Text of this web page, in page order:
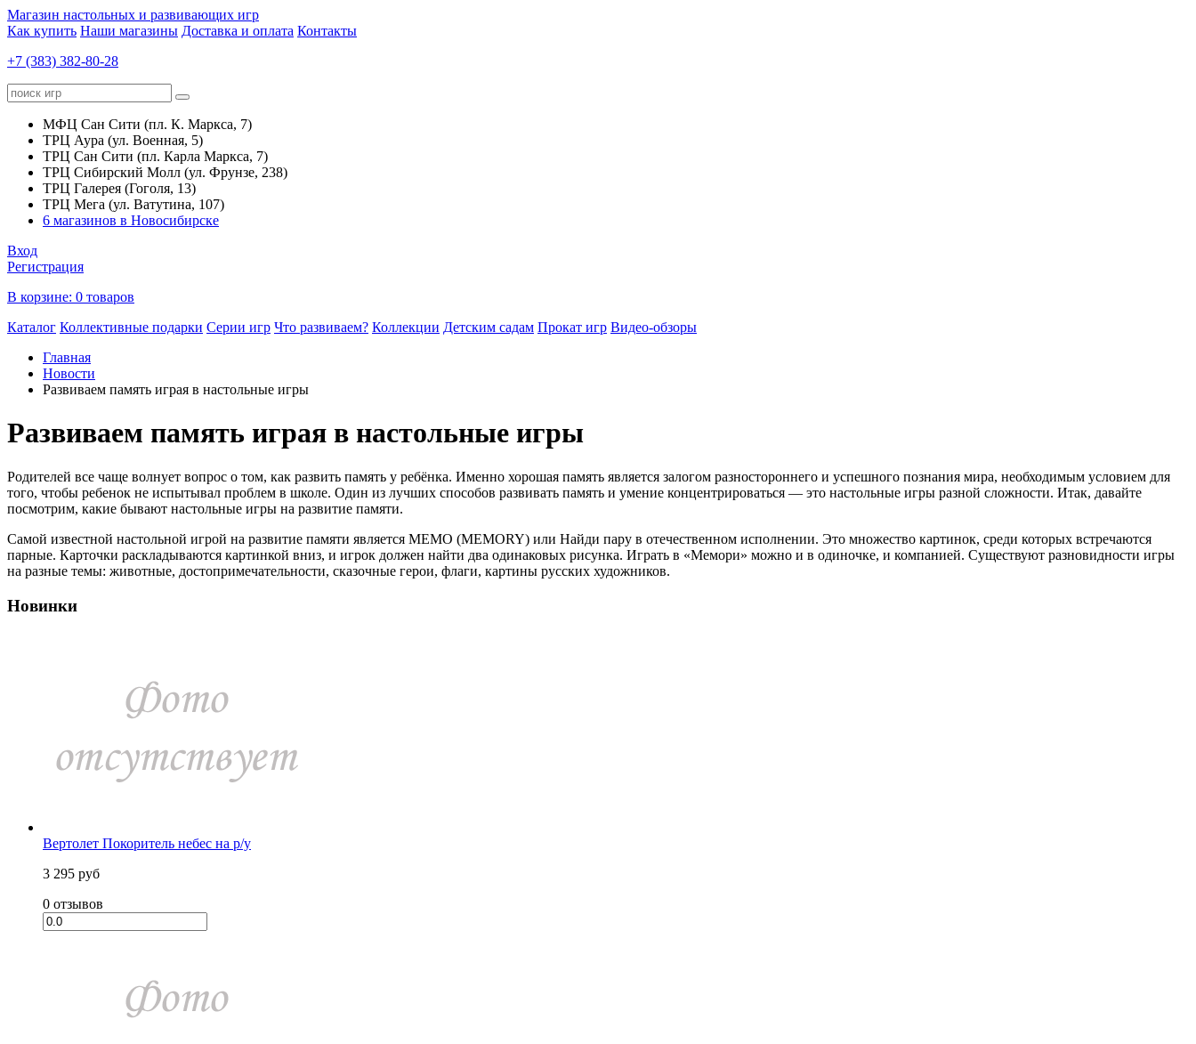
Магазин настольных и развивающих игр
Как купить Наши магазины Доставка и оплата Контакты
+7 (383) 382-80-28
МФЦ Сан Сити (пл. К. Маркса, 7)
ТРЦ Аура (ул. Военная, 5)
ТРЦ Сан Сити (пл. Карла Маркса, 7)
ТРЦ Сибирский Молл (ул. Фрунзе, 238)
ТРЦ Галерея (Гоголя, 13)
ТРЦ Мега (ул. Ватутина, 107)
6 магазинов в Новосибирске
Вход
Регистрация
В корзине: 0 товаров
Каталог Коллективные подарки Серии игр Что развиваем? Коллекции Детским садам Прокат игр Видео-обзоры
Главная
Новости
Развиваем память играя в настольные игры
Развиваем память играя в настольные игры
Родителей все чаще волнует вопрос о том, как развить память у ребёнка. Именно хорошая память является залогом разностороннего и успешного познания мира, необходимым условием для
того, чтобы ребенок не испытывал проблем в школе. Один из лучших способов развивать память и умение концентрироваться — это настольные игры разной сложности. Итак, давайте
посмотрим, какие бывают настольные игры на развитие памяти.
Самой известной настольной игрой на развитие памяти является MEMO (MEMORY) или Найди пару в отечественном исполнении. Это множество картинок, среди которых встречаются
парные. Карточки раскладываются картинкой вниз, и игрок должен найти два одинаковых рисунка. Играть в «Мемори» можно и в одиночке, и компанией. Существуют разновидности игры
на разные темы: животные, достопримечательности, сказочные герои, флаги, картины русских художников.
Новинки
Вертолет Покоритель небес на р/у
3 295 руб
0 отзывов